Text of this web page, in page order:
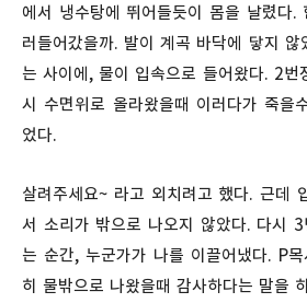
에서 냉수탕에 뛰어들듯이 몸을 날렸다.
러들어갔을까. 발이 계곡 바닥에 닿지 않
는 사이에, 물이 입속으로 들어왔다. 2번
시 수면위로 올라왔을때 이러다가 죽을
었다.
살려주세요~ 라고 외치려고 했다. 근데
서 소리가 밖으로 나오지 않았다. 다시 3
는 순간, 누군가가 나를 이끌어냈다. P
히 물밖으로 나왔을때 감사하다는 말을